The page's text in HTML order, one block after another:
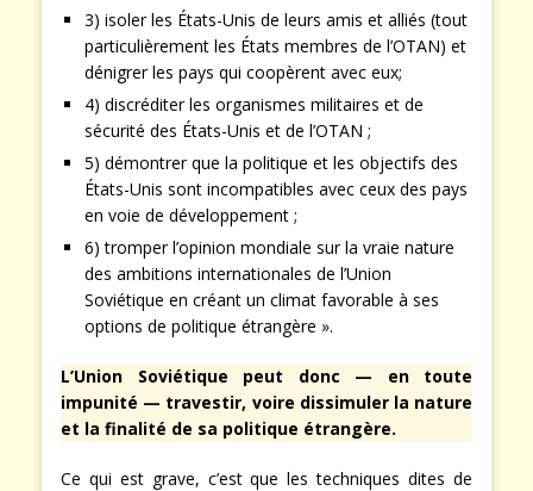
3) isoler les États-Unis de leurs amis et alliés (tout
particulièrement les États membres de l’OTAN) et
dénigrer les pays qui coopèrent avec eux;
4) discréditer les organismes militaires et de
sécurité des États-Unis et de l’OTAN ;
5) démontrer que la politique et les objectifs des
États-Unis sont incompatibles avec ceux des pays
en voie de développement ;
6) tromper l’opinion mondiale sur la vraie nature
des ambitions internationales de l’Union
Soviétique en créant un climat favorable à ses
options de politique étrangère ».
L’Union Soviétique peut donc — en toute
impunité — travestir, voire dissimuler la nature
et la finalité de sa politique étrangère.
Ce qui est grave, c’est que les techniques dites de